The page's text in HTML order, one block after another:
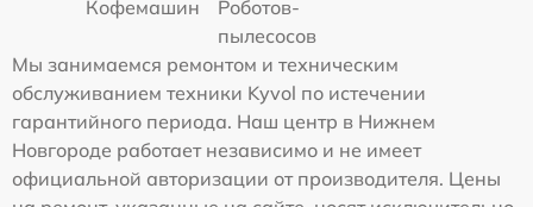
Кофемашин
Роботов-
пылесосов
Мы занимаемся ремонтом и техническим
обслуживанием техники Kyvol по истечении
гарантийного периода. Наш центр в Нижнем
Новгороде работает независимо и не имеет
официальной авторизации от производителя. Цены